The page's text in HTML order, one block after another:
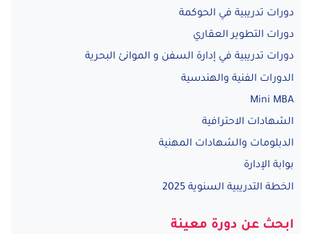
دورات تدريبية في الحوكمة
دورات التطوير العقاري
دورات تدريبية في إدارة السفن و الموانئ البحرية
الدورات الفنية والهندسية
Mini MBA
الشهادات الاحترافية
الدبلومات والشهادات المهنية
بوابة الإدارة
الخطة التدريبية السنوية 2025
ابحث عن دورة معينة